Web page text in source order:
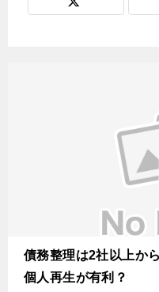
債務整理は2社以上か
個人再生が有利？